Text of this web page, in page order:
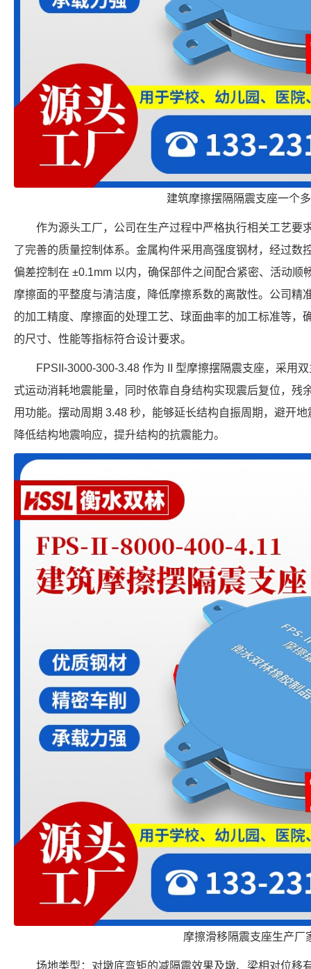
建筑摩擦摆隔隔震支座一个
作为源头工厂，公司在生产过程中严格执行相关工艺要
了完善的质量控制体系。金属构件采用高强度钢材，经过数
偏差控制在 ±0.1mm 以内，确保部件之间配合紧密、活动顺
摩擦面的平整度与清洁度，降低摩擦系数的离散性。公司精
的加工精度、摩擦面的处理工艺、球面曲率的加工标准等，
的尺寸、性能等指标符合设计要求。
FPSII-3000-300-3.48 作为 II 型摩擦摆隔震支座，采用
式运动消耗地震能量，同时依靠自身结构实现震后复位，残
用功能。摆动周期 3.48 秒，能够延长结构自振周期，避开
降低结构地震响应，提升结构的抗震能力。
摩擦滑移隔震支座生产厂
场地类型：对墩底弯矩的减隔震效果及墩、梁相对位移